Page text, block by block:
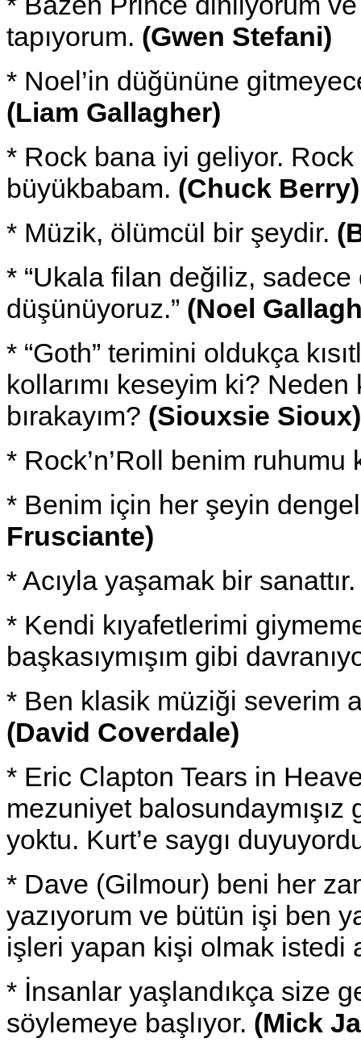
tapıyorum. (Gwen Stefani)
* Noel’in düğününe
(Liam Gallagher)
* Rock bana iyi geliyor.
büyükbabam. (Chuck Berry)
* Müzik, ölümcül bir şeydir.
* “Ukala filan değiliz,
düşünüyoruz.” (Noel
* “Goth” terimini oldukça
kollarımı keseyim ki?
bırakayım? (Siouxsie Sioux)
* Rock’n’Roll benim ruhumu
* Benim için her şeyin
Frusciante)
* Acıyla yaşamak bir
* Kendi kıyafetlerimi
başkasıymışım gibi
* Ben klasik müziği severim
(David Coverdale)
* Eric Clapton Tears in
mezuniyet
yoktu. Kurt’e saygı
* Dave (Gilmour) beni her
yazıyorum ve bütün işi ben
işleri yapan kişi olmak istedi
* İnsanlar yaşlandıkça size
söylemeye başlıyor. (Mick